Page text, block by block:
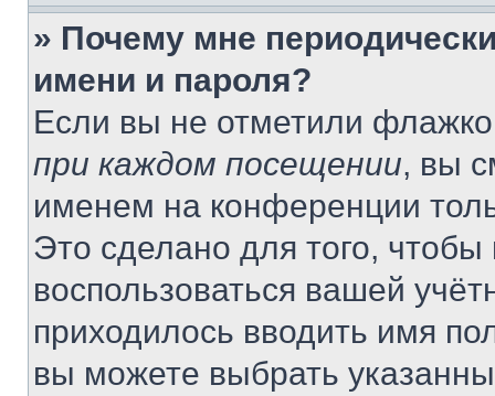
» Почему мне
имени и пароля?
Если вы не отметили
при каждом посещении, вы
именем на конференции
Это сделано для того, чтобы
воспользоваться вашей
приходилось вводить имя
вы можете выбрать